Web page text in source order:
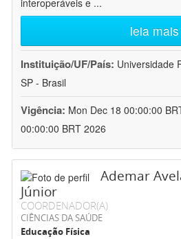
interoperáveis e ...
leia mais
Instituição/UF/País: Universidade
SP - Brasil
Vigência: Mon Dec 18 00:00:00
00:00:00 BRT 2026
Ademar
Júnior
COORDENADOR(A)
CIÊNCIAS DA SAÚDE
Educação Física